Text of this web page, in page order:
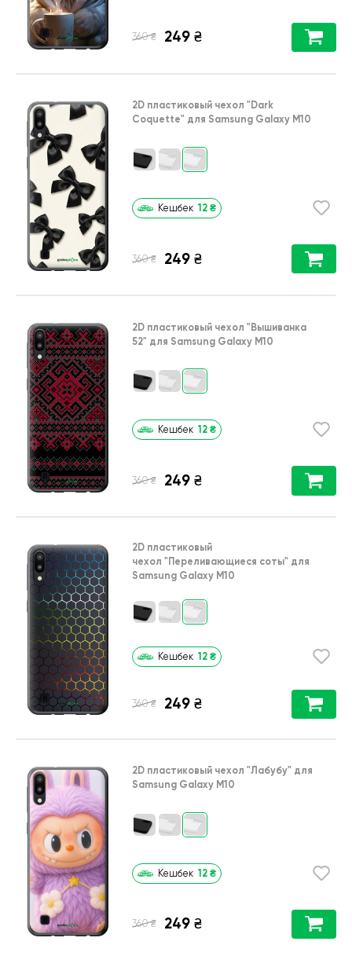
360 ₴ 249 ₴
2D пластиковый чехол "Dark
Coquette" для Samsung Galaxy M10
Кешбек 12 ₴
360 ₴ 249 ₴
2D пластиковый чехол "Вышиванка
52" для Samsung Galaxy M10
Кешбек 12 ₴
360 ₴ 249 ₴
2D пластиковый
чехол "Переливающиеся соты" для
Samsung Galaxy M10
Кешбек 12 ₴
360 ₴ 249 ₴
2D пластиковый чехол "Лабубу" для
Samsung Galaxy M10
Кешбек 12 ₴
360 ₴ 249 ₴